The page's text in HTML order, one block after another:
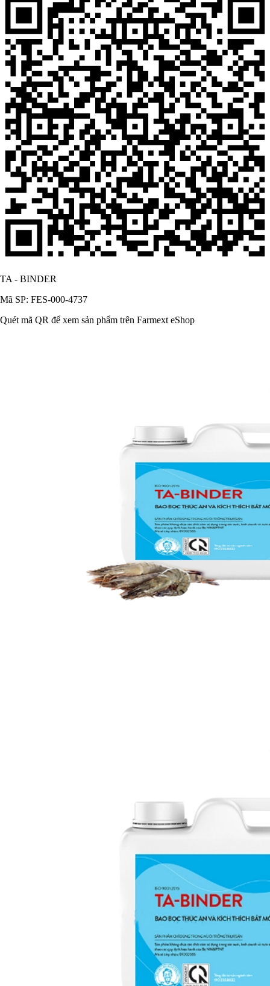
TA - BINDER
Mã SP: FES-000-4737
Quét mã QR để xem sản phẩm trên Farmext eShop